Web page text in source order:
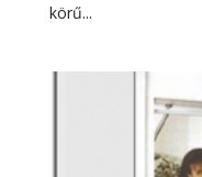
körű...